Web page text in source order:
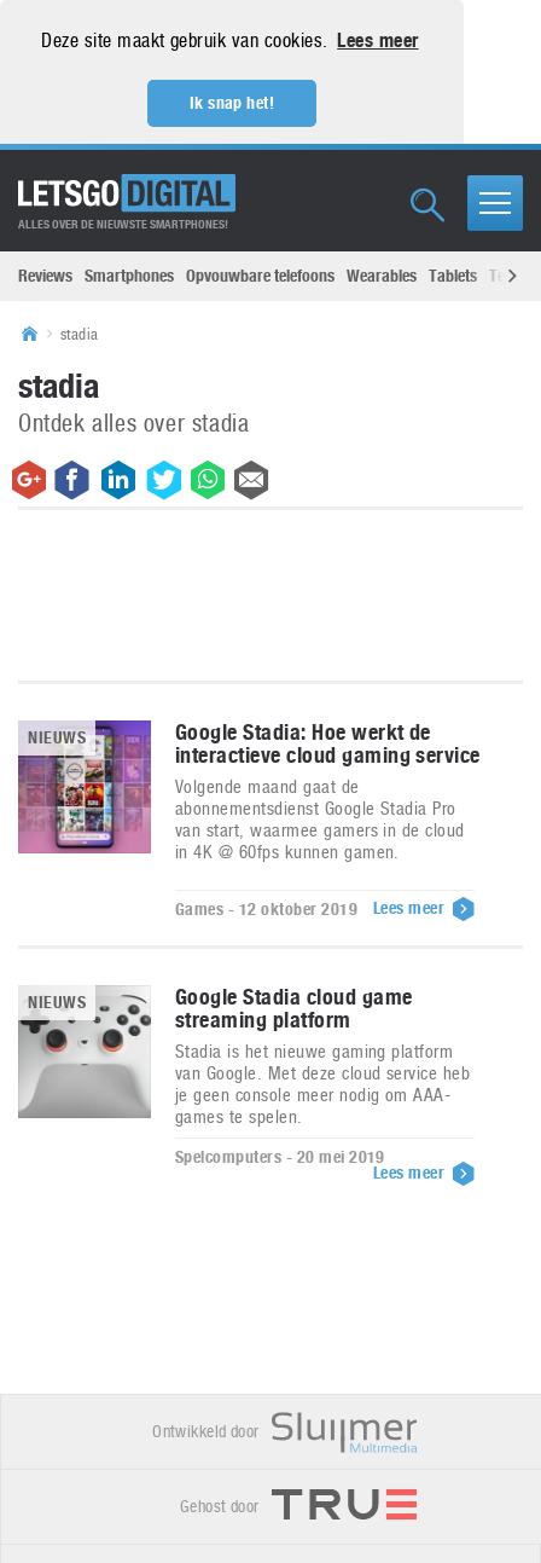
Deze site maakt gebruik van cookies. Lees meer
Ik snap het!
ALLES OVER DE NIEUWSTE SMARTPHONES!
Reviews Smartphones Opvouwbare telefoons Wearables Tablets
stadia
stadia
Ontdek alles over stadia
NIEUWS
Google Stadia: Hoe werkt de
interactieve cloud gaming service
Volgende maand gaat de
abonnementsdienst Google Stadia Pro
van start, waarmee gamers in de cloud
in 4K @ 60fps kunnen gamen.
Games - 12 oktober 2019 Lees meer
NIEUWS
Google Stadia cloud game
streaming platform
Stadia is het nieuwe gaming platform
van Google. Met deze cloud service heb
je geen console meer nodig om AAA-
games te spelen.
Spelcomputers - 20 mei 2019
Lees meer
Ontwikkeld door
Gehost door